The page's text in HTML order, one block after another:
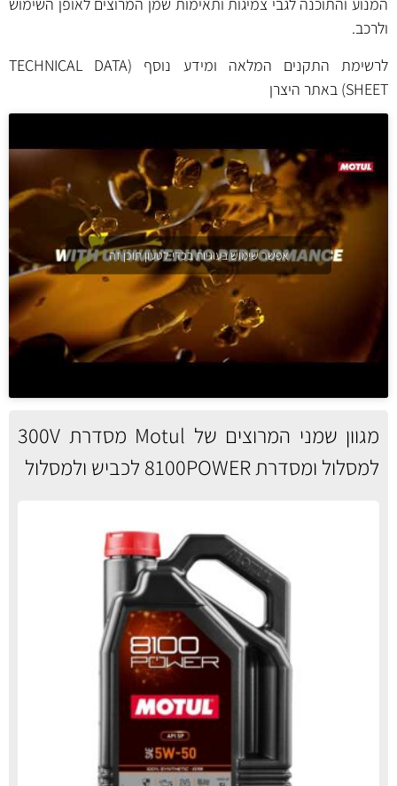
המנוע והתוכנה לגבי צמיגות ותאימות שמן המרוצים לאופן השימוש
ולרכב.
לרשימת התקנים המלאה ומידע נוסף (TECHNICAL DATA
SHEET) באתר היצרן
אפשר שימוש בעוגיות בכדי לטעון תוכן זה
מגוון שמני המרוצים של Motul מסדרת 300V
למסלול ומסדרת 8100POWER לכביש ולמסלול